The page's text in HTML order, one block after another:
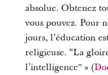
absolue. Obtenez
vous pouvez. Pour
jours, l’éducation
religieuse. “La
l’intelligenceˮ » (